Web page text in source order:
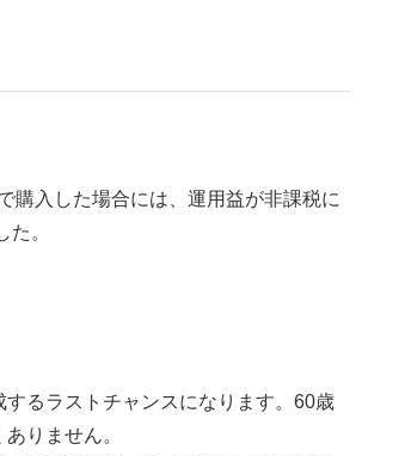
購入した場合には、運用益が非課税に
。
るラストチャンスになります。60歳
りません。